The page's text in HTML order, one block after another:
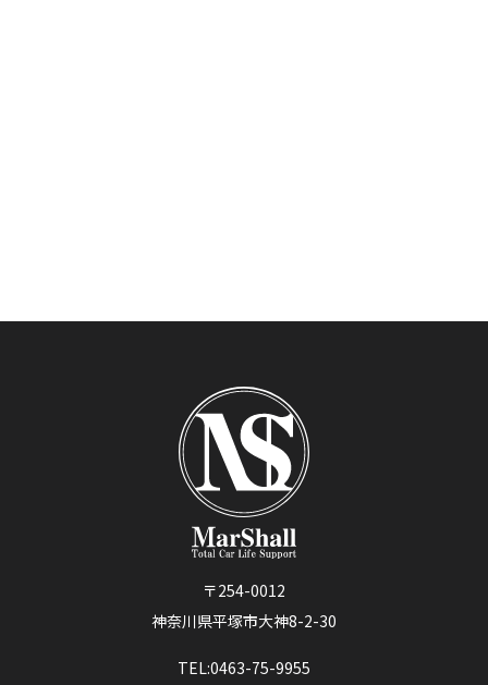
〒254-0012
神奈川県平塚市大神8-2-30
TEL:0463-75-9955